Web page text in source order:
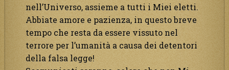
nell’Universo, assieme a tutti i Miei eletti.
Abbiate amore e pazienza, in questo breve
tempo che resta da essere vissuto nel
terrore per l’umanità a causa dei detentori
della falsa legge!